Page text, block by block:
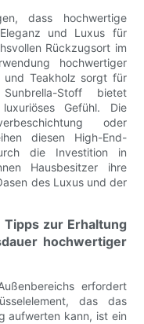
dass hochwertige
und Luxus für
Rückzugsort im
hochwertiger
und Teakholz sorgt für
Stoff bietet
Gefühl. Die
oder
diesen High-End-
die Investition in
Hausbesitzer ihre
des Luxus und der
zur Erhaltung
hochwertiger
erfordert
das das
aufwerten kann, ist ein